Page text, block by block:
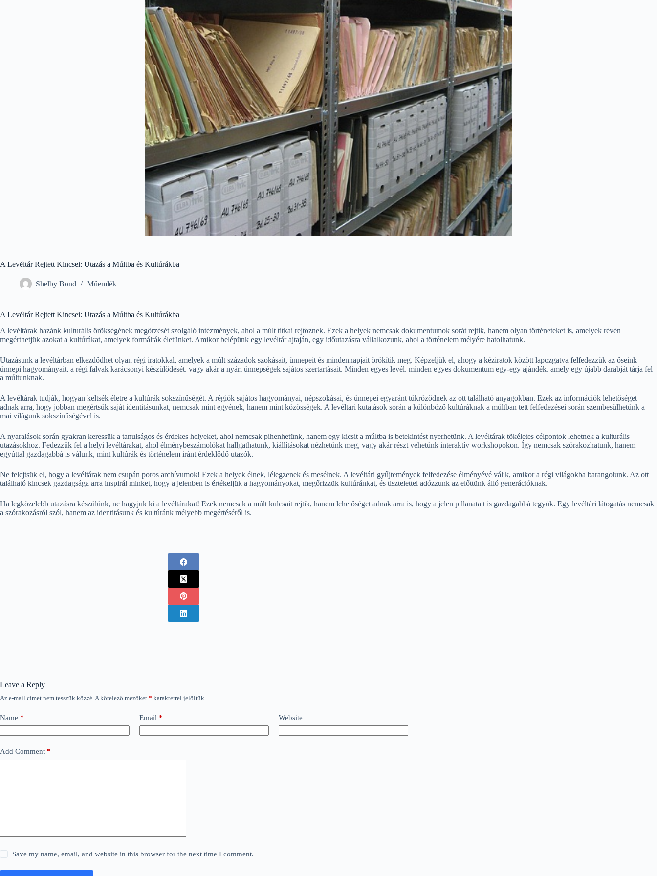
A Levéltár Rejtett Kincsei: Utazás a Múltba és Kultúrákba
Shelby Bond Műemlék
A Levéltár Rejtett Kincsei: Utazás a Múltba és Kultúrákba
A levéltárak hazánk kulturális örökségének megőrzését szolgáló intézmények, ahol a múlt titkai rejtőznek. Ezek a helyek nemcsak dokumentumok sorát rejtik, hanem olyan történeteket is, amelyek révén
megérthetjük azokat a kultúrákat, amelyek formálták életünket. Amikor belépünk egy levéltár ajtaján, egy időutazásra vállalkozunk, ahol a történelem mélyére hatolhatunk.
Utazásunk a levéltárban elkezdődhet olyan régi iratokkal, amelyek a múlt századok szokásait, ünnepeit és mindennapjait örökítik meg. Képzeljük el, ahogy a kéziratok között lapozgatva felfedezzük az őseink
ünnepi hagyományait, a régi falvak karácsonyi készülődését, vagy akár a nyári ünnepségek sajátos szertartásait. Minden egyes levél, minden egyes dokumentum egy-egy ajándék, amely egy újabb darabját tárja fel
a múltunknak.
A levéltárak tudják, hogyan keltsék életre a kultúrák sokszínűségét. A régiók sajátos hagyományai, népszokásai, és ünnepei egyaránt tükröződnek az ott található anyagokban. Ezek az információk lehetőséget
adnak arra, hogy jobban megértsük saját identitásunkat, nemcsak mint egyének, hanem mint közösségek. A levéltári kutatások során a különböző kultúráknak a múltban tett felfedezései során szembesülhetünk a
mai világunk sokszínűségével is.
A nyaralások során gyakran keressük a tanulságos és érdekes helyeket, ahol nemcsak pihenhetünk, hanem egy kicsit a múltba is betekintést nyerhetünk. A levéltárak tökéletes célpontok lehetnek a kulturális
utazásokhoz. Fedezzük fel a helyi levéltárakat, ahol élménybeszámolókat hallgathatunk, kiállításokat nézhetünk meg, vagy akár részt vehetünk interaktív workshopokon. Így nemcsak szórakozhatunk, hanem
egyúttal gazdagabbá is válunk, mint kultúrák és történelem iránt érdeklődő utazók.
Ne felejtsük el, hogy a levéltárak nem csupán poros archívumok! Ezek a helyek élnek, lélegzenek és mesélnek. A levéltári gyűjtemények felfedezése élményévé válik, amikor a régi világokba barangolunk. Az ott
található kincsek gazdagsága arra inspirál minket, hogy a jelenben is értékeljük a hagyományokat, megőrizzük kultúránkat, és tisztelettel adózzunk az előttünk álló generációknak.
Ha legközelebb utazásra készülünk, ne hagyjuk ki a levéltárakat! Ezek nemcsak a múlt kulcsait rejtik, hanem lehetőséget adnak arra is, hogy a jelen pillanatait is gazdagabbá tegyük. Egy levéltári látogatás nemcsak
a szórakozásról szól, hanem az identitásunk és kultúránk mélyebb megértéséről is.
Leave a Reply
Az e-mail címet nem tesszük közzé. A kötelező mezőket * karakterrel jelöltük
Name * Email * Website
Add Comment *
Save my name, email, and website in this browser for the next time I comment.